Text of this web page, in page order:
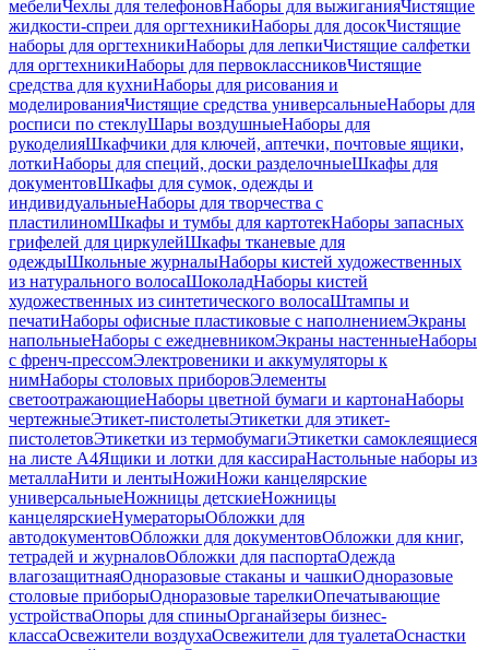
мебелиЧехлы для телефоновНаборы для выжиганияЧистящие
жидкости-спреи для оргтехникиНаборы для досокЧистящие
наборы для оргтехникиНаборы для лепкиЧистящие салфетки
для оргтехникиНаборы для первоклассниковЧистящие
средства для кухниНаборы для рисования и
моделированияЧистящие средства универсальныеНаборы для
росписи по стеклуШары воздушныеНаборы для
рукоделияШкафчики для ключей, аптечки, почтовые ящики,
лоткиНаборы для специй, доски разделочныеШкафы для
документовШкафы для сумок, одежды и
индивидуальныеНаборы для творчества с
пластилиномШкафы и тумбы для картотекНаборы запасных
грифелей для циркулейШкафы тканевые для
одеждыШкольные журналыНаборы кистей художественных
из натурального волосаШоколадНаборы кистей
художественных из синтетического волосаШтампы и
печатиНаборы офисные пластиковые с наполнениемЭкраны
напольныеНаборы с ежедневникомЭкраны настенныеНаборы
с френч-прессомЭлектровеники и аккумуляторы к
нимНаборы столовых приборовЭлементы
светоотражающиеНаборы цветной бумаги и картонаНаборы
чертежныеЭтикет-пистолетыЭтикетки для этикет-
пистолетовЭтикетки из термобумагиЭтикетки самоклеящиеся
на листе А4Ящики и лотки для кассираНастольные наборы из
металлаНити и лентыНожиНожи канцелярские
универсальныеНожницы детскиеНожницы
канцелярскиеНумераторыОбложки для
автодокументовОбложки для документовОбложки для книг,
тетрадей и журналовОбложки для паспортаОдежда
влагозащитнаяОдноразовые стаканы и чашкиОдноразовые
столовые приборыОдноразовые тарелкиОпечатывающие
устройстваОпоры для спиныОрганайзеры бизнес-
классаОсвежители воздухаОсвежители для туалетаОснастки